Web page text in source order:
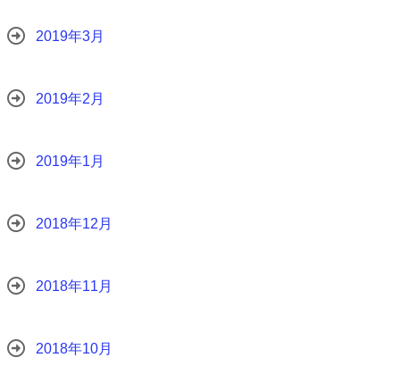
2019年3月
2019年2月
2019年1月
2018年12月
2018年11月
2018年10月